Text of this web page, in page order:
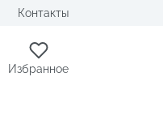
Контакты
Избранное